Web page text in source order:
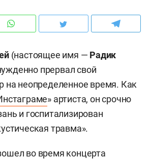
(настоящее имя — Радик
прервал свой
на неопределенное время. Как
» артиста, он срочно
и госпитализирован
травма».
во время концерта